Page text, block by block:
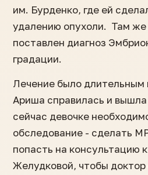
им. Бурденко, где ей
удалению опухоли. Там же
поставлен диагноз
градации.
Лечение было
Ариша справилась и
сейчас девочке
обследование - сделать
попасть на консультацию
Желудковой, чтобы доктор